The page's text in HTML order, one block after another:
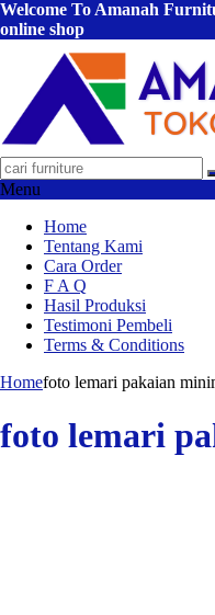
Welcome To Amanah
online shop
Menu
Home
Tentang Kami
Cara Order
F A Q
Hasil Produksi
Testimoni Pembeli
Terms & Conditions
Homefoto lemari pakaian
foto lemari